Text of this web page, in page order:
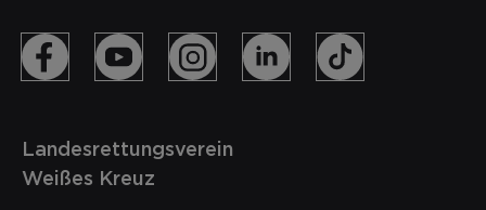
Landesrettungsverein
Weißes Kreuz